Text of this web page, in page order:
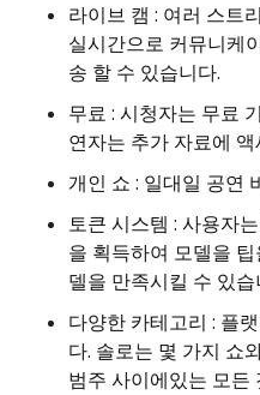
라이브 캠 : 여러 스트
실시간으로 커뮤니케
송 할 수 있습니다.
무료 : 시청자는 무료
연자는 추가 자료에
개인 쇼 : 일대일 공연
토큰 시스템 : 사용자
을 획득하여 모델을
델을 만족시킬 수 있습
다양한 카테고리 : 플
다. 솔로는 몇 가지 쇼
범주 사이에있는 모든